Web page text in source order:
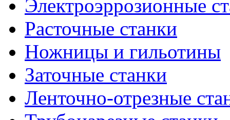
Электроэррозионные
Расточные станки
Ножницы и гильотины
Заточные станки
Ленточно-отрезные